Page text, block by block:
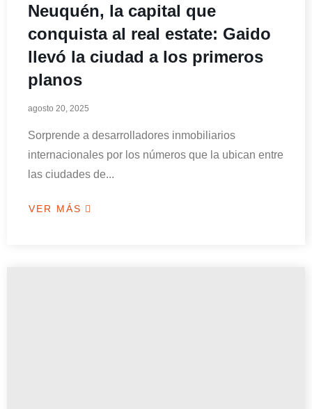
Neuquén, la capital que
conquista al real estate: Gaido
llevó la ciudad a los primeros
planos
agosto 20, 2025
Sorprende a desarrolladores inmobiliarios
internacionales por los números que la ubican entre
las ciudades de...
VER MÁS